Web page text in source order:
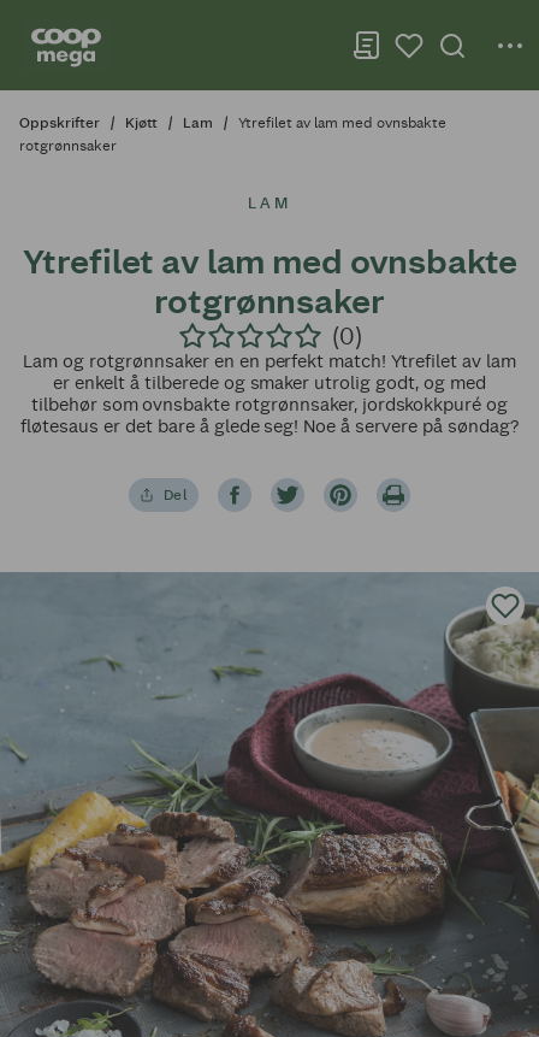
Oppskrifter Kjøtt Lam
Ytrefilet av lam med ovnsbakte
rotgrønnsaker
LAM
Ytrefilet av lam med ovnsbakte
rotgrønnsaker
(0)
Lam og rotgrønnsaker en en perfekt match! Ytrefilet av lam
er enkelt å tilberede og smaker utrolig godt, og med
tilbehør som ovnsbakte rotgrønnsaker, jordskokkpuré og
fløtesaus er det bare å glede seg! Noe å servere på søndag?
Del